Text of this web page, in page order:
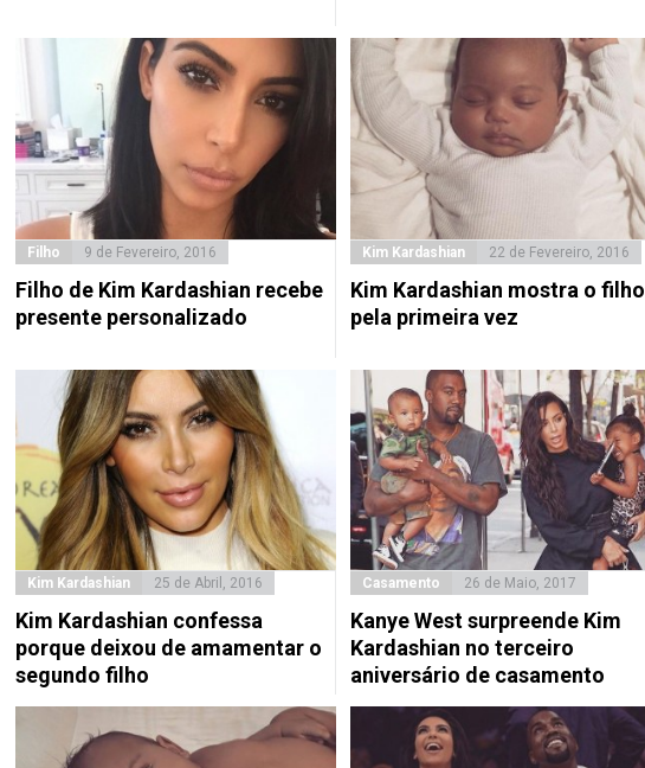
Filho 9 de Fevereiro, 2016
Filho de Kim Kardashian recebe
presente personalizado
Kim Kardashian 22 de Fevereiro, 2016
Kim Kardashian mostra o filho
pela primeira vez
Kim Kardashian 25 de Abril, 2016
Kim Kardashian confessa
porque deixou de amamentar o
segundo filho
Casamento 26 de Maio, 2017
Kanye West surpreende Kim
Kardashian no terceiro
aniversário de casamento